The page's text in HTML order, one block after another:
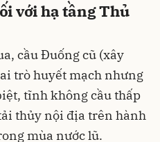
với hạ tầng Thủ
cầu Đuống cũ (xây
trò huyết mạch nhưng
tĩnh không cầu thấp
thủy nội địa trên hành
mùa nước lũ.